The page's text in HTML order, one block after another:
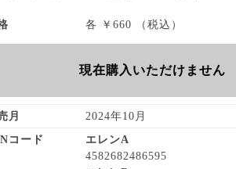
各 ￥660 （税込）
現在購入いただけません
月 2024年10月
コード
エレンA
4582682486595